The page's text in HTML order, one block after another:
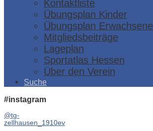
Kontaktliste
Übungsplan Kinder
Übungsplan Erwachsene
Mitgliedsbeiträge
Lageplan
Sportatlas Hessen
Über den Verein
Suche
#instagram
@tg-
zellhausen_1910ev